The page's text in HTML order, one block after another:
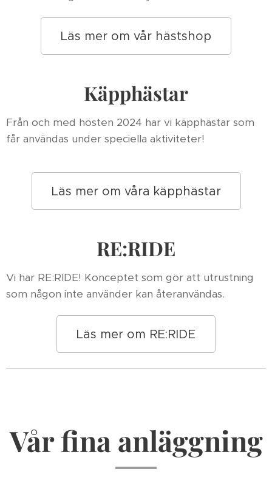
Läs mer om vår hästshop
Käpphästar
Från och med hösten 2024 har vi käpphästar som
får användas under speciella aktiviteter!
Läs mer om våra käpphästar
RE:RIDE
Vi har RE:RIDE! Konceptet som gör att utrustning
som någon inte använder kan återanvändas.
Läs mer om RE:RIDE
Vår fina anläggning